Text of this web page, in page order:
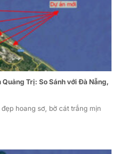
Trị: So Sánh với Đà Nẵng,
hoang sơ, bờ cát trắng mịn